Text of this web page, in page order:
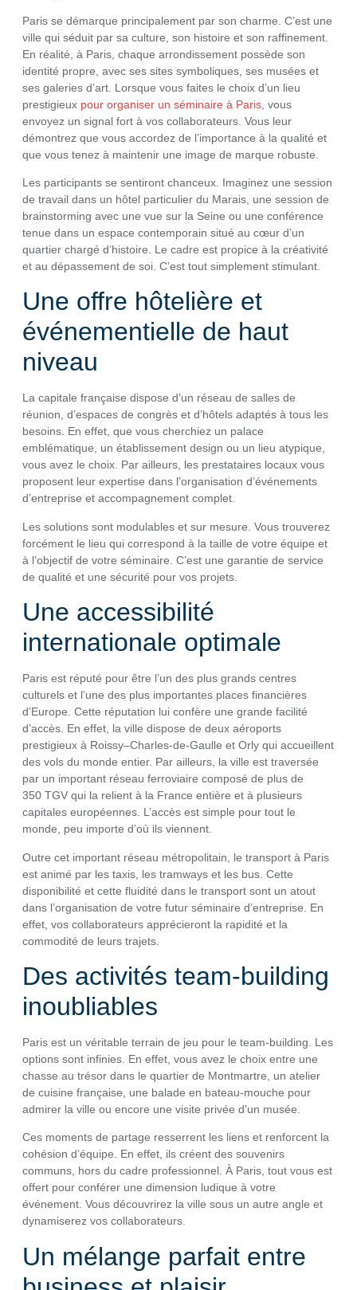
Paris se démarque principalement par son charme. C’est une
ville qui séduit par sa culture, son histoire et son raffinement.
En réalité, à Paris, chaque arrondissement possède son
identité propre, avec ses sites symboliques, ses musées et
ses galeries d’art. Lorsque vous faites le choix d’un lieu
prestigieux pour organiser un séminaire à Paris , vous
envoyez un signal fort à vos collaborateurs. Vous leur
démontrez que vous accordez de l’importance à la qualité et
que vous tenez à maintenir une image de marque robuste.
Les participants se sentiront chanceux. Imaginez une session
de travail dans un hôtel particulier du Marais, une session de
brainstorming avec une vue sur la Seine ou une conférence
tenue dans un espace contemporain situé au cœur d’un
quartier chargé d’histoire. Le cadre est propice à la créativité
et au dépassement de soi. C’est tout simplement stimulant.
Une offre hôtelière et
événementielle de haut
niveau
La capitale française dispose d’un réseau de salles de
réunion, d’espaces de congrès et d’hôtels adaptés à tous les
besoins. En effet, que vous cherchiez un palace
emblématique, un établissement design ou un lieu atypique,
vous avez le choix. Par ailleurs, les prestataires locaux vous
proposent leur expertise dans l’organisation d’événements
d’entreprise et accompagnement complet.
Les solutions sont modulables et sur mesure. Vous trouverez
forcément le lieu qui correspond à la taille de votre équipe et
à l’objectif de votre séminaire. C’est une garantie de service
de qualité et une sécurité pour vos projets.
Une accessibilité
internationale optimale
Paris est réputé pour être l’un des plus grands centres
culturels et l’une des plus importantes places financières
d’Europe. Cette réputation lui confère une grande facilité
d’accès. En effet, la ville dispose de deux aéroports
prestigieux à Roissy–Charles-de-Gaulle et Orly qui accueillent
des vols du monde entier. Par ailleurs, la ville est traversée
par un important réseau ferroviaire composé de plus de
350 TGV qui la relient à la France entière et à plusieurs
capitales européennes. L’accès est simple pour tout le
monde, peu importe d’où ils viennent.
Outre cet important réseau métropolitain, le transport à Paris
est animé par les taxis, les tramways et les bus. Cette
disponibilité et cette fluidité dans le transport sont un atout
dans l’organisation de votre futur séminaire d’entreprise. En
effet, vos collaborateurs apprécieront la rapidité et la
commodité de leurs trajets.
Des activités team-building
inoubliables
Paris est un véritable terrain de jeu pour le team-building. Les
options sont infinies. En effet, vous avez le choix entre une
chasse au trésor dans le quartier de Montmartre, un atelier
de cuisine française, une balade en bateau-mouche pour
admirer la ville ou encore une visite privée d’un musée.
Ces moments de partage resserrent les liens et renforcent la
cohésion d’équipe. En effet, ils créent des souvenirs
communs, hors du cadre professionnel. À Paris, tout vous est
offert pour conférer une dimension ludique à votre
événement. Vous découvrirez la ville sous un autre angle et
dynamiserez vos collaborateurs.
Un mélange parfait entre